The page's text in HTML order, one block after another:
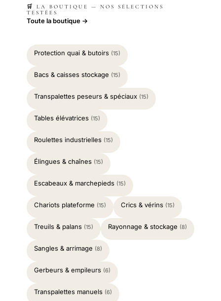
🛒 LA BOUTIQUE — NOS SÉLECTIONS
TESTÉES
Toute la boutique →
Protection quai & butoirs (15)
Bacs & caisses stockage (15)
Transpalettes peseurs & spéciaux (15)
Tables élévatrices (15)
Roulettes industrielles (15)
Élingues & chaînes (15)
Escabeaux & marchepieds (15)
Chariots plateforme (15) Crics & vérins (15)
Treuils & palans (15) Rayonnage & stockage (8)
Sangles & arrimage (8)
Gerbeurs & empileurs (6)
Transpalettes manuels (6)